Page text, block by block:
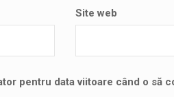
Site web
pentru data viitoare când o să